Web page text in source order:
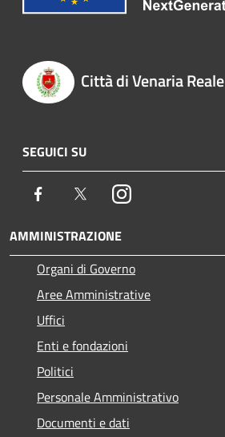
Città di Venaria Reale
SEGUICI SU
Facebook TwitterInstagram
AMMINISTRAZIONE
Organi di Governo
Aree Amministrative
Uffici
Enti e fondazioni
Politici
Personale Amministrativo
Documenti e dati